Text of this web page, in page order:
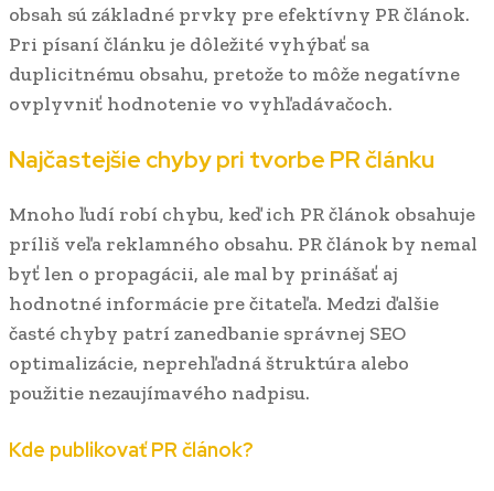
obsah sú základné prvky pre efektívny PR článok.
Pri písaní článku je dôležité vyhýbať sa
duplicitnému obsahu, pretože to môže negatívne
ovplyvniť hodnotenie vo vyhľadávačoch.
Najčastejšie chyby pri tvorbe PR článku
Mnoho ľudí robí chybu, keď ich PR článok obsahuje
príliš veľa reklamného obsahu. PR článok by nemal
byť len o propagácii, ale mal by prinášať aj
hodnotné informácie pre čitateľa. Medzi ďalšie
časté chyby patrí zanedbanie správnej SEO
optimalizácie, neprehľadná štruktúra alebo
použitie nezaujímavého nadpisu.
Kde publikovať PR článok?